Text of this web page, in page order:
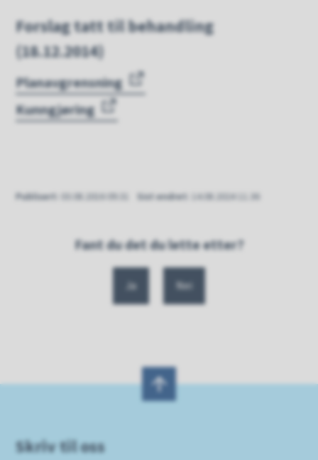
Forslag tatt til behandling
(18.12.2014)
Planavgrensning
Kunngjøring
Publisert 03.08.2016 09.31 Sist endret 14.08.2024 11.36
Fant du det du lette etter?
Ja Nei
Skriv til oss